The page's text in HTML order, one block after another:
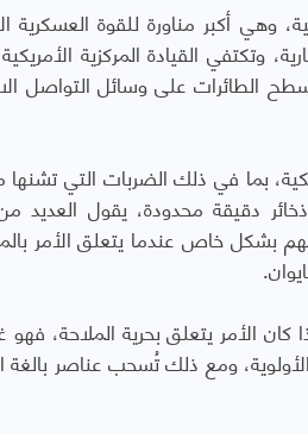
أكبر مناورة للقوة العسكرية
وتكتفي القيادة المركزية
الطائرات على وسائل التواصل
بما في ذلك الضربات التي
دقيقة محدودة، يقول العديد من
خاص عندما يتعلق الأمر
كان الأمر يتعلق بحرية الملاحة،
ومع ذلك تُسحب عناصر بالغة